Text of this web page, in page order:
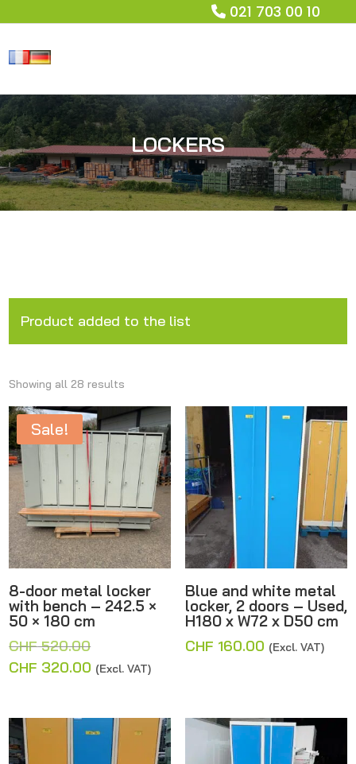
021 703 00 10
LOCKERS
Product added to the list
Showing all 28 results
Sale!
8-door metal locker
with bench – 242.5 ×
50 × 180 cm
CHF520.00Original
price
CHF 320.00 Current
CHF 320.00.
(Excl. VAT)
Blue and white metal
locker, 2 doors – Used,
H180 x W72 x D50 cm
CHF 160.00 (Excl. VAT)